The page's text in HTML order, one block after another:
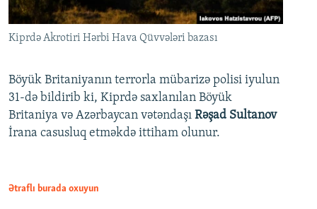
Kiprdə Akrotiri Hərbi Hava Qüvvələri bazası
Böyük Britaniyanın terrorla mübarizə polisi iyulun
31-də bildirib ki, Kiprdə saxlanılan Böyük
Britaniya və Azərbaycan vətəndaşı Rəşad Sultanov
İrana casusluq etməkdə ittiham olunur.
Ətraflı burada oxuyun